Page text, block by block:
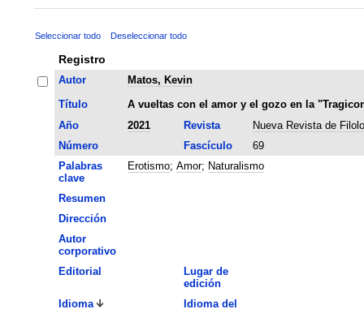
Seleccionar todo Deseleccionar todo
Registro
Autor
Matos, Kevin
Título
A vueltas con el amor y el gozo en la
Año
2021 Revista
Nueva Revista de
Número
Fascículo
69
Palabras
clave
Erotismo; Amor; Naturalismo
Resumen
Dirección
Autor
corporativo
Editorial
Lugar de
edición
Idioma
Idioma del